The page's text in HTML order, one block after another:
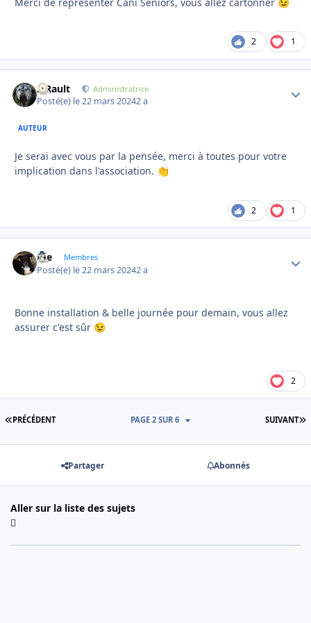
😉
2 1
S.Rault Administratrice
Posté(e) le 22 mars 20242 a
AUTEUR
Je serai avec vous par la pensée, merci à toutes pour votre
implication dans l'association. 👏
2 1
Joe Membres
Posté(e) le 22 mars 20242 a
Bonne installation & belle journée pour demain, vous allez
assurer c'est sûr 😉
2
PREMIÈRE PAGE
PRÉCÉDENT SUIVANT
PAGE 2 SUR 6
Partager Abonnés
Aller sur la liste des sujets